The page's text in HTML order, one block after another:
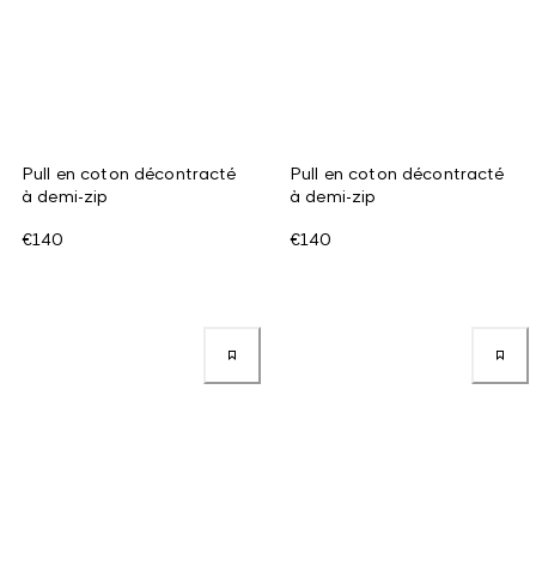
Pull en coton décontracté
à demi-zip
€140
Pull en coton décontracté
à demi-zip
€140